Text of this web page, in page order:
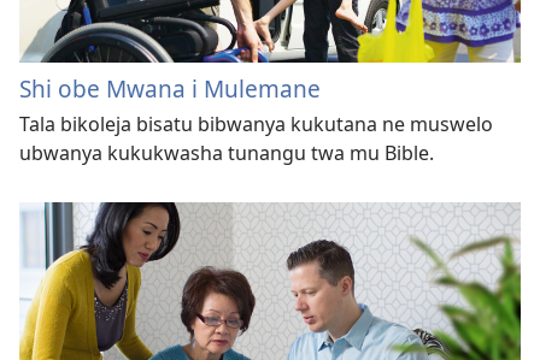
Shi obe Mwana i Mulemane
Tala bikoleja bisatu bibwanya kukutana ne muswelo
ubwanya kukukwasha tunangu twa mu Bible.